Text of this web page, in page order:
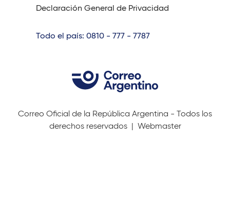
Declaración General de Privacidad
Todo el país: 0810 - 777 - 7787
Correo Oficial de la República Argentina - Todos los
derechos reservados | Webmaster